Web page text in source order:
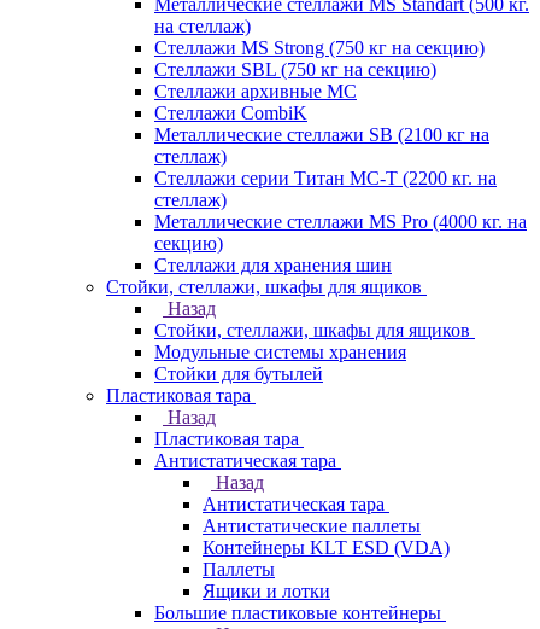
Металлические стеллажи MS Standart (500 кг.
на стеллаж)
Стеллажи MS Strong (750 кг на секцию)
Стеллажи SBL (750 кг на секцию)
Стеллажи архивные МС
Стеллажи CombiK
Металлические стеллажи SB (2100 кг на
стеллаж)
Стеллажи серии Титан МС-Т (2200 кг. на
стеллаж)
Металлические стеллажи MS Pro (4000 кг. на
секцию)
Стеллажи для хранения шин
Стойки, стеллажи, шкафы для ящиков
Назад
Стойки, стеллажи, шкафы для ящиков
Модульные системы хранения
Стойки для бутылей
Пластиковая тара
Назад
Пластиковая тара
Антистатическая тара
Назад
Антистатическая тара
Антистатические паллеты
Контейнеры KLT ESD (VDA)
Паллеты
Ящики и лотки
Большие пластиковые контейнеры